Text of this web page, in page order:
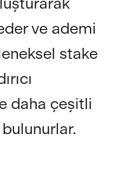
ve ademi
stake
daha çeşitli